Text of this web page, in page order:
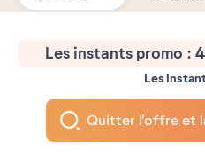
Les instants promo :
Les
Quitter l'offre et